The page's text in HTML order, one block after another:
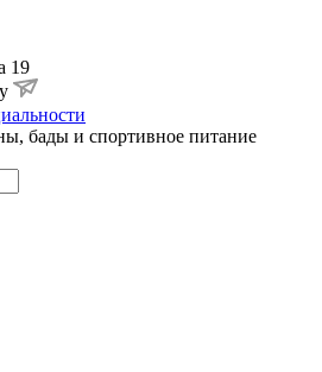
19
бады и спортивное питание